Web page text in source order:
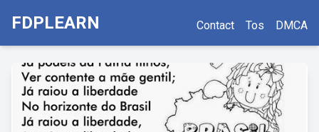
FDPLEARN Contact Tos DMCA